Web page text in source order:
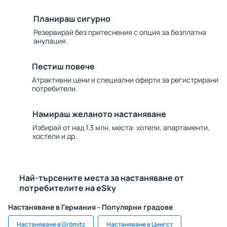
Планираш сигурно
Резервирай без притеснения с опция за безплатна
анулация.
Пестиш повече
Атрактивни цени и специални оферти за регистрирани
потребители.
Намираш желаното настаняване
Избирай от над 1.3 млн. места: хотели, апартаменти,
хостели и др.
Най-търсените места за настаняване от
потребителите на eSky
Настаняване в Германия - Популярни градове
Настаняване в Grömitz Настаняване в Цингст